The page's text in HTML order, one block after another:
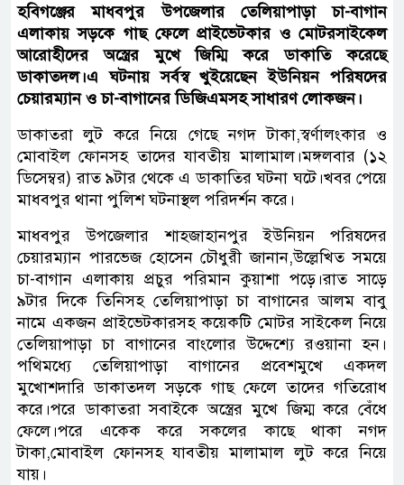
হবিগঞ্জের মাধবপুর উপজেলার তেলিয়াপাড়া চা-বাগান
এলাকায় সড়কে গাছ ফেলে প্রাইভেটকার ও মোটরসাইকেল
আরোহীদের অস্ত্রের মুখে জিম্মি করে ডাকাতি করেছে
ডাকাতদল।এ ঘটনায় সর্বস্ব খুইয়েছেন ইউনিয়ন পরিষদের
চেয়ারম্যান ও চা-বাগানের ডিজিএমসহ সাধারণ লোকজন।
ডাকাতরা লুট করে নিয়ে গেছে নগদ টাকা,স্বর্ণালংকার ও
মোবাইল ফোনসহ তাদের যাবতীয় মালামাল।মঙ্গলবার (১২
ডিসেম্বর) রাত ৯টার থেকে এ ডাকাতির ঘটনা ঘটে।খবর পেয়ে
মাধবপুর থানা পুলিশ ঘটনাস্থল পরিদর্শন করে।
মাধবপুর উপজেলার শাহজাহানপুর ইউনিয়ন পরিষদের
চেয়ারম্যান পারভেজ হোসেন চৌধুরী জানান,উল্লেখিত সময়ে
চা-বাগান এলাকায় প্রচুর পরিমান কুয়াশা পড়ে।রাত সাড়ে
৯টার দিকে তিনিসহ তেলিয়াপাড়া চা বাগানের আলম বাবু
নামে একজন প্রাইভেটকারসহ কয়েকটি মোটর সাইকেল নিয়ে
তেলিয়াপাড়া চা বাগানের বাংলোর উদ্দেশ্যে রওয়ানা হন।
পথিমধ্যে তেলিয়াপাড়া বাগানের প্রবেশমুখে একদল
মুখোশদারি ডাকাতদল সড়কে গাছ ফেলে তাদের গতিরোধ
করে।পরে ডাকাতরা সবাইকে অস্ত্রের মুখে জিম্ম করে বেঁধে
ফেলে।পরে একেক করে সকলের কাছে থাকা নগদ
টাকা,মোবাইল ফোনসহ যাবতীয় মালামাল লুট করে নিয়ে
যায়।